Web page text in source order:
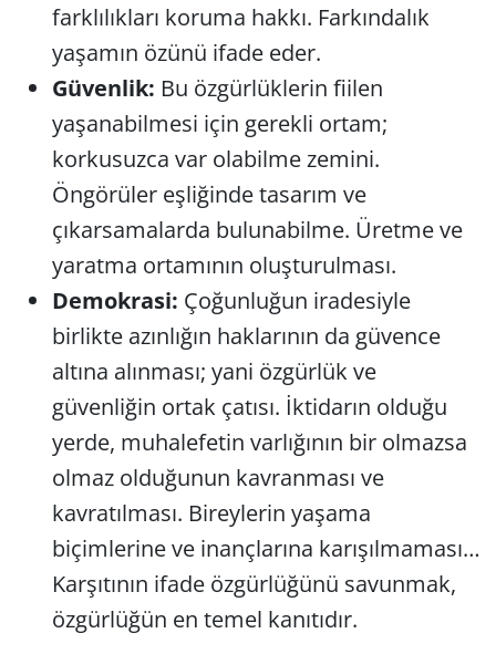
farklılıkları koruma hakkı. Farkındalık
yaşamın özünü ifade eder.
Güvenlik: Bu özgürlüklerin fiilen
yaşanabilmesi için gerekli ortam;
korkusuzca var olabilme zemini.
Öngörüler eşliğinde tasarım ve
çıkarsamalarda bulunabilme. Üretme ve
yaratma ortamının oluşturulması.
Demokrasi: Çoğunluğun iradesiyle
birlikte azınlığın haklarının da güvence
altına alınması; yani özgürlük ve
güvenliğin ortak çatısı. İktidarın olduğu
yerde, muhalefetin varlığının bir olmazsa
olmaz olduğunun kavranması ve
kavratılması. Bireylerin yaşama
biçimlerine ve inançlarına karışılmaması…
Karşıtının ifade özgürlüğünü savunmak,
özgürlüğün en temel kanıtıdır.